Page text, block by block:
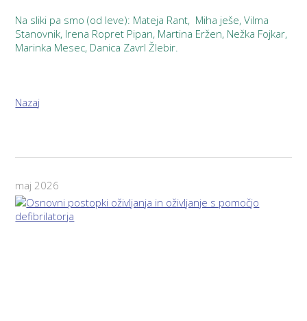
Na sliki pa smo (od leve): Mateja Rant, Miha ješe, Vilma
Stanovnik, Irena Ropret Pipan, Martina Eržen, Nežka Fojkar,
Marinka Mesec, Danica Zavrl Žlebir.
Nazaj
maj 2026